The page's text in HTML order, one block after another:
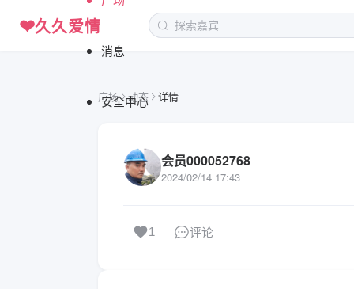
❤久久爱情
消息
安全中心
广场 动态 详情
会员000052768
2024/02/14 17:43
1 评论